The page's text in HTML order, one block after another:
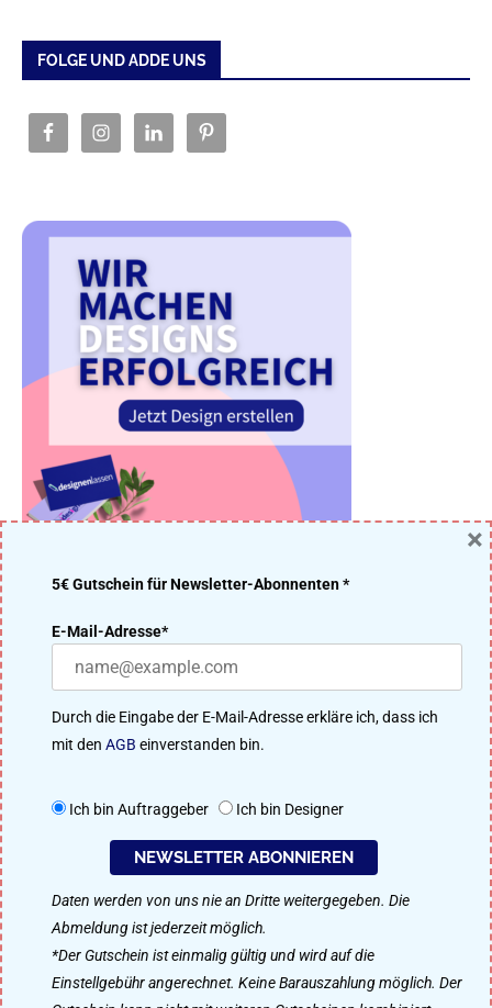
FOLGE UND ADDE UNS
DER DESIGNENLASSEN.DE BLOG – DESIGN MACHT IDEEN
ERFOLGREICH
Viele Designer aus unserer 91.200 Mitglieder starken Community
treten im kreativen Wettbewerb um das beste Ergebnis an. Perfekt
So funktioniert designenlassen.de
Als Designer mitmachen
5€ Gutschein für Newsletter-Abonnenten *
E-Mail-Adresse*
Durch die Eingabe der E-Mail-Adresse erkläre ich, dass ich
mit den AGB einverstanden bin.
Ich bin Auftraggeber Ich bin Designer
NEWSLETTER ABONNIEREN
Daten werden von uns nie an Dritte weitergegeben. Die
Abmeldung ist jederzeit möglich.
*Der Gutschein ist einmalig gültig und wird auf die
Einstellgebühr angerechnet. Keine Barauszahlung möglich. Der
×